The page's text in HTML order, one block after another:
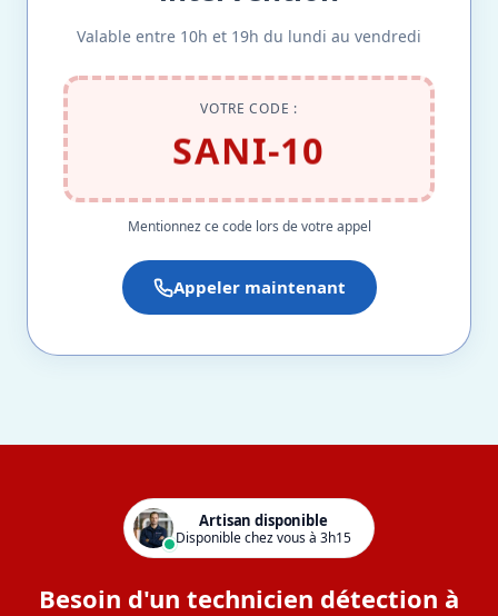
Valable entre 10h et 19h du lundi au vendredi
VOTRE CODE :
SANI-10
Mentionnez ce code lors de votre appel
Appeler maintenant
Artisan disponible
Disponible chez vous à 3h15
Besoin d'un technicien détection à